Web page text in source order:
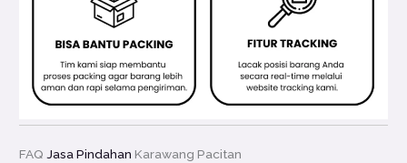
FAQ Jasa Pindahan Karawang Pacitan